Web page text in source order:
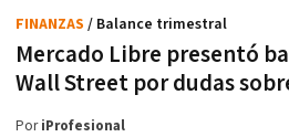
Mercado Libre presentó
Wall Street por dudas
FINANZAS / Balance trimestral
PoriProfesional